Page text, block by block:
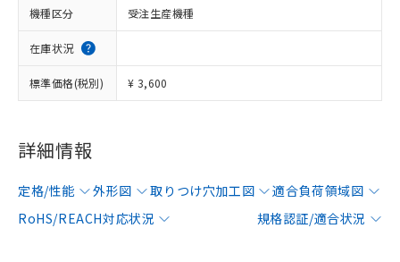
機種区分 受注生産機種
在庫状況
標準価格(税別) ¥ 3,600
詳細情報
定格/性能 外形図 取りつけ穴加工図
適合負荷領域図
RoHS/REACH対応状況
規格認証/適合状況